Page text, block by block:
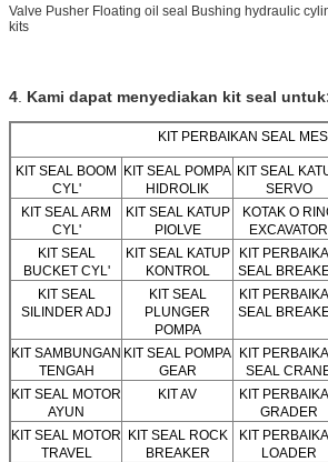
Valve Pusher Floating oil seal Bushing hydraulic
kits
4 Kami dapat menyediakan kit seal
KIT PERBAIKAN SEAL
KIT SEAL BOOM
CYL'
KIT SEAL POMPA
HIDROLIK
KIT SEAL
SERVO
KIT SEAL ARM
CYL'
KIT SEAL KATUP
PIOLVE
KOTAK O
EXCAVATOR
KIT SEAL
BUCKET CYL'
KIT SEAL KATUP
KONTROL
KIT
SEAL
KIT SEAL
SILINDER ADJ
KIT SEAL
PLUNGER
POMPA
KIT
SEAL
KIT SAMBUNGAN
TENGAH
KIT SEAL POMPA
GEAR
KIT
SEAL
KIT SEAL MOTOR
AYUN
KIT AV
KIT
GRADER
KIT SEAL MOTOR
TRAVEL
KIT SEAL ROCK
BREAKER
KIT
LOADER